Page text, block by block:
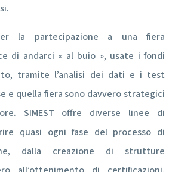
la partecipazione a una fiera
di andarci « al buio », usate i fondi
tramite l’analisi dei dati e i test
e quella fiera sono davvero strategici
SIMEST offre diverse linee di
quasi ogni fase del processo di
dalla creazione di strutture